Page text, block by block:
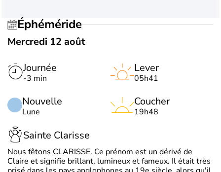
Éphéméride
Mercredi 12 août
Journée
-3 min
Nouvelle
Lune
Lever
05h41
Coucher
19h48
Sainte Clarisse
Nous fêtons CLARISSE. Ce prénom est un dérivé de
Claire et signifie brillant, lumineux et fameux. Il était très